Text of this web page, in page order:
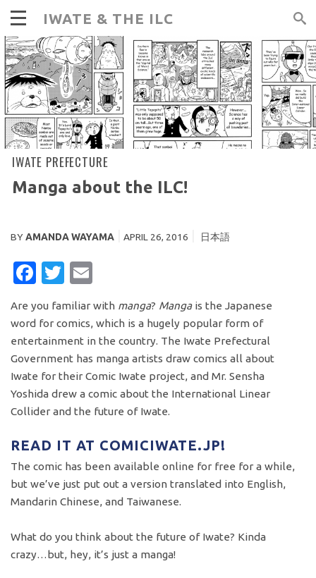
IWATE & THE ILC
IWATE PREFECTURE
Manga about the ILC!
BYAMANDA WAYAMA APRIL 26, 2016 日本語
FACEBOOK
TWITTER
Are you familiar with manga? Mangais the Japanese
word for comics, which is a hugely popular form of
entertainment in the country. The Iwate Prefectural
Government has manga artists draw comics all about
Iwate for their Comic Iwate project, and Mr. Sensha
Yoshida drew a comic about the International Linear
Collider and the future of Iwate.
READ IT AT COMICIWATE.JP!
The comic has been available online for free for a while,
but we’ve just put out a version translated into English,
Mandarin Chinese, and Taiwanese.
What do you think about the future of Iwate? Kinda
crazy…but, hey, it’s just a manga!